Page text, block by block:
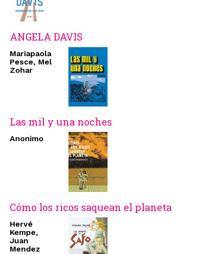
ANGELA DAVIS
Mariapaola
Pesce, Mel
Zohar
Las mil y una noches
Anonimo
Cómo los ricos saquean el planeta
Hervé
Kempe,
Juan
Mendez